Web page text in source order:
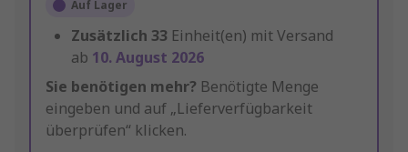
Auf Lager
Zusätzlich 33 Einheit(en) mit Versand
ab 10. August 2026
Sie benötigen mehr? Benötigte Menge
eingeben und auf „Lieferverfügbarkeit
überprüfen“ klicken.